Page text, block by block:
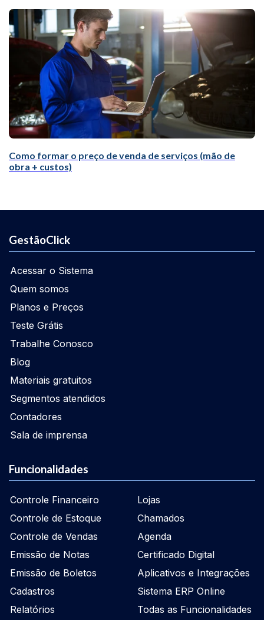
Como formar o preço de venda de serviços (mão de
obra + custos)
GestãoClick
Acessar o Sistema
Quem somos
Planos e Preços
Teste Grátis
Trabalhe Conosco
Blog
Materiais gratuitos
Segmentos atendidos
Contadores
Sala de imprensa
Funcionalidades
Controle Financeiro
Controle de Estoque
Controle de Vendas
Emissão de Notas
Emissão de Boletos
Cadastros
Relatórios
Lojas
Chamados
Agenda
Certificado Digital
Aplicativos e Integrações
Sistema ERP Online
Todas as Funcionalidades